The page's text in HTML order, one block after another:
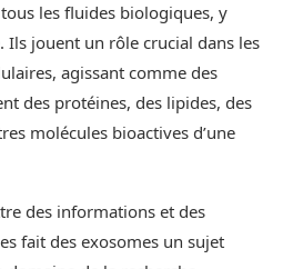
les fluides biologiques, y
Ils jouent un rôle crucial dans les
agissant comme des
des protéines, des lipides, des
molécules bioactives d’une
des informations et des
fait des exosomes un sujet